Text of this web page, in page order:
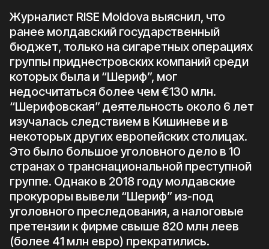
Журналист RISE Moldova выяснил, что
ранее молдавский государственный
бюджет, только на сигаретных операциях
группы приднестровских компаний среди
которых была и “Шериф”, мог
недосчитаться более чем €130 млн.
“Шерифовская” деятельность около 6 лет
изучалась следствием в Кишиневе и в
некоторых других европейских столицах.
Это было большое уголовного дело в 10
странах о транснациональной преступной
группе. Однако в 2018 году молдавские
прокуроры вывели “Шериф” из-под
уголовного преследования, а налоговые
претензии к фирме свыше 820 млн леев
(более 41 млн евро) прекратились.